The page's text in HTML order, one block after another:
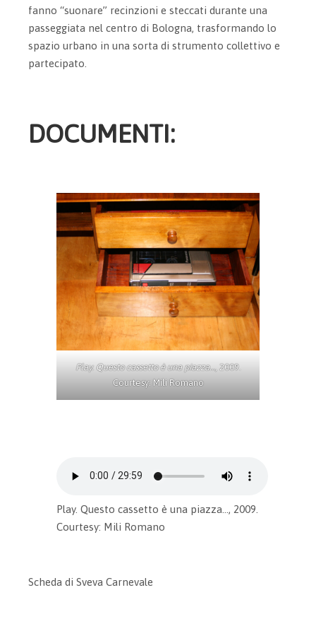
fanno “suonare” recinzioni e steccati durante una
passeggiata nel centro di Bologna, trasformando lo
spazio urbano in una sorta di strumento collettivo e
partecipato.
DOCUMENTI:
Play. Questo cassetto è una piazza…, 2009.
Courtesy: Mili Romano
Play. Questo cassetto è una piazza…, 2009.
Courtesy: Mili Romano
Scheda di Sveva Carnevale